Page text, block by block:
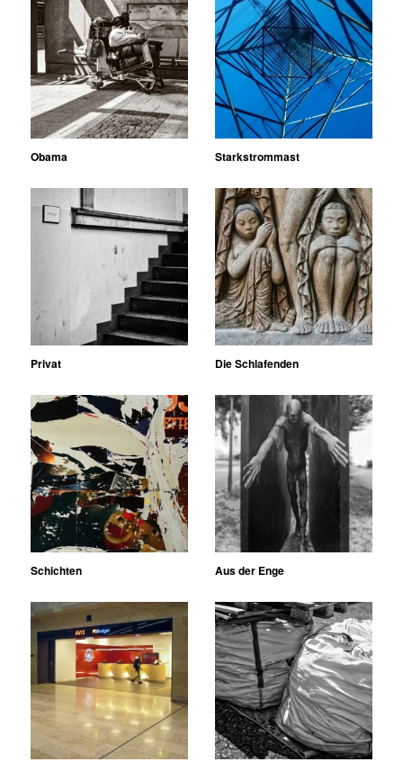
Obama Starkstrommast
Privat Die Schlafenden
Schichten Aus der Enge